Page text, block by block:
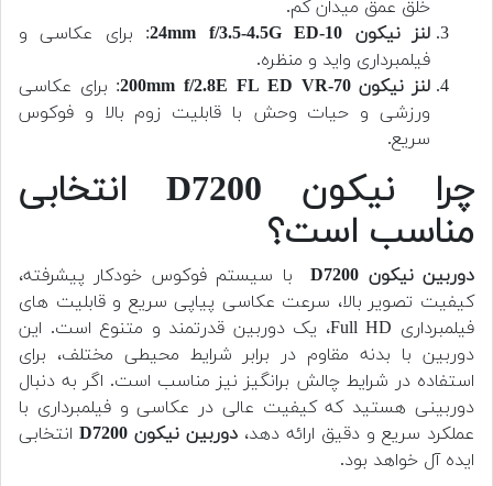
خلق عمق میدان کم.
لنز نیکون 10-24mm f/3.5-4.5G ED
: برای عکاسی و
فیلمبرداری واید و منظره.
لنز نیکون 70-200mm f/2.8E FL ED VR
: برای عکاسی
ورزشی و حیات وحش با قابلیت زوم بالا و فوکوس
سریع.
چرا نیکون D7200 انتخابی
مناسب است؟
دوربین نیکون D7200
با سیستم فوکوس خودکار پیشرفته،
کیفیت تصویر بالا، سرعت عکاسی پیاپی سریع و قابلیت های
فیلمبرداری Full HD، یک دوربین قدرتمند و متنوع است. این
دوربین با بدنه مقاوم در برابر شرایط محیطی مختلف، برای
استفاده در شرایط چالش برانگیز نیز مناسب است. اگر به دنبال
دوربینی هستید که کیفیت عالی در عکاسی و فیلمبرداری با
عملکرد سریع و دقیق ارائه دهد، دوربین نیکون D7200
انتخابی
ایده آل خواهد بود.